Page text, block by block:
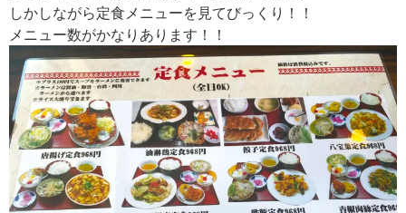
しかしながら定食メニューを見てびっくり！！
メニュー数がかなりあります！！